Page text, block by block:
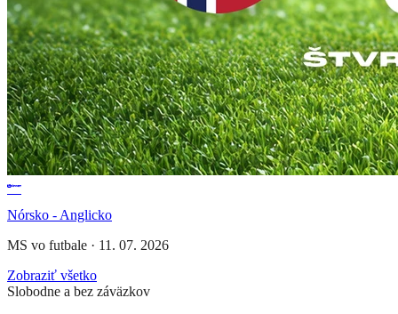
Nórsko - Anglicko
MS vo futbale · 11. 07. 2026
Zobraziť všetko
Slobodne a bez záväzkov